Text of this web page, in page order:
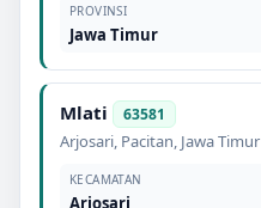
PROVINSI
Jawa Timur
Mlati 63581
Arjosari, Pacitan, Jawa Timur
KECAMATAN
Arjosari